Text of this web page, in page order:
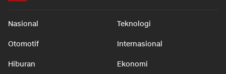
Nasional Teknologi
Otomotif Internasional
Hiburan Ekonomi